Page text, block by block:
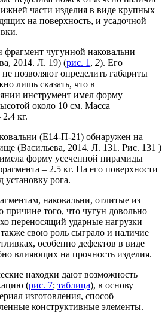
части изделия в виде крупных
на поверхность, и усадочной
чугунной наковальни
2014. Л. 19) (рис. 1 , 2). Его
позволяют определить габариты
лишь сказать, что в
инструмент имел форму
около 10 см. Масса
кг.
(Е14-П-21) обнаружен на
(Васильева, 2014. Л. 131. Рис. 131 )
форму усеченной пирамиды
– 2.5 кг. На его поверхности
установку рога.
наковальни, отлитые из
причине того, что чугун довольно
переносящий ударные нагрузки
свою роль сыграло и наличие
особенно дефектов в виде
влияющих на прочность изделия.
находки дают возможность
(рис. 7; таблица), в основу
изготовления, способ
конструктивные элементы.